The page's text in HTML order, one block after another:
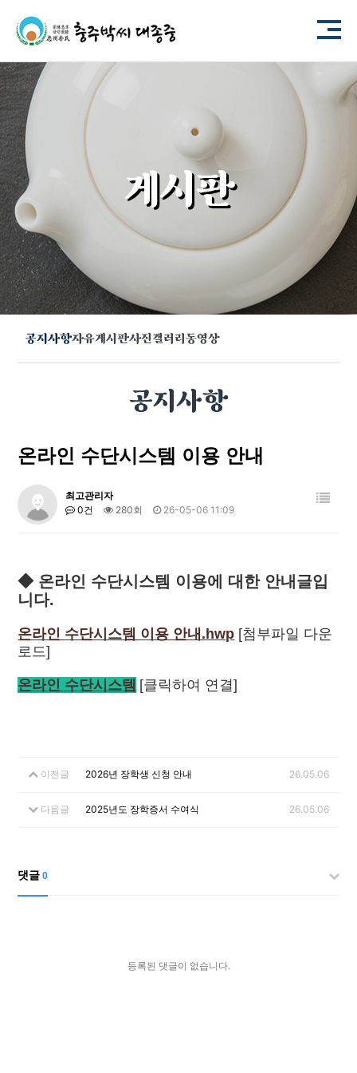
게시판
공지사항자유게시판사진갤러리동영상
공지사항
온라인 수단시스템 이용 안내
최고관리자
0건
280회 26-05-06 11:09
◆온라인 수단시스템 이용에 대한 안내글입
니다.
온라인 수단시스템 이용 안내.hwp [첨부파일 다운
로드]
온라인 수단시스템 [클릭하여 연결]
이전글 2026년 장학생 신청 안내 26.05.06
다음글 2025년도 장학증서 수여식 26.05.06
댓글 0
등록된 댓글이 없습니다.